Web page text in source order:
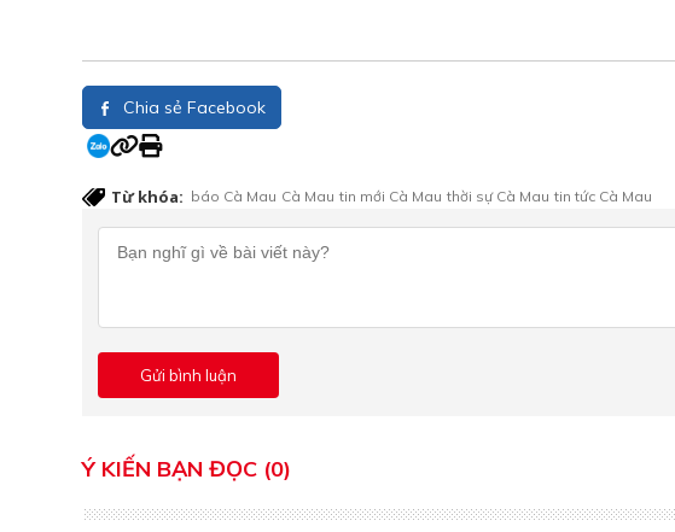
Chia sẻ Facebook
Từ khóa: báo Cà Mau Cà Mau tin mới Cà Mau thời sự Cà Mau tin tức Cà Mau
Ý KIẾN BẠN ĐỌC (0)